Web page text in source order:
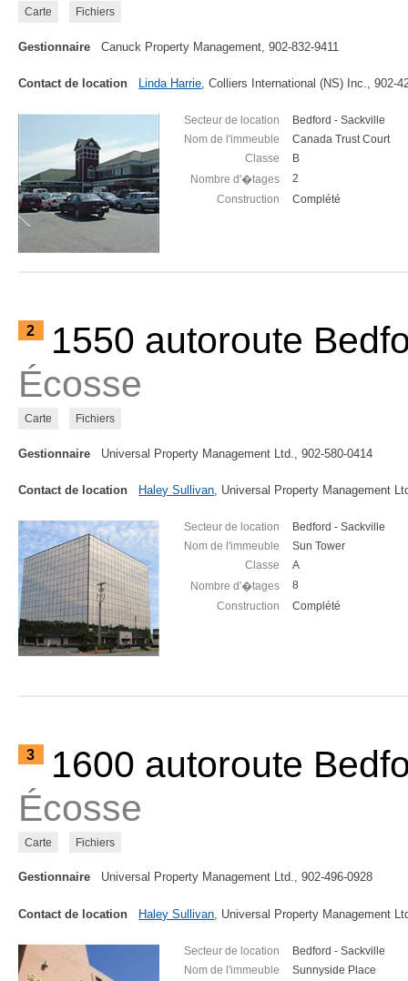
Carte Fichiers
Gestionnaire Canuck Property Management, 902-832-9411
Contact de location Linda Harrie, Colliers International (NS) Inc., 902-
Secteur de location
Bedford - Sackville
Nom de l'immeuble
Canada Trust Court
Classe
B
Nombre d'�tages
2
Construction
Complété
2
1550 autoroute
Écosse
Carte Fichiers
Gestionnaire Universal Property Management Ltd., 902-580-0414
Contact de location Haley Sullivan, Universal Property Management
Secteur de location
Bedford - Sackville
Nom de l'immeuble
Sun Tower
Classe
A
Nombre d'�tages
8
Construction
Complété
3
1600 autoroute
Écosse
Carte Fichiers
Gestionnaire Universal Property Management Ltd., 902-496-0928
Contact de location Haley Sullivan , Universal Property Management
Secteur de location
Bedford - Sackville
Nom de l'immeuble
Sunnyside Place